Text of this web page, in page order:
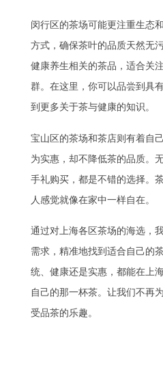
闵行区的茶场可能更注重生态
方式，确保茶叶的品质天然无
健康养生相关的茶品，适合关
群。在这里，你可以品尝到具
到更多关于茶与健康的知识。
宝山区的茶场和茶店则有着自
为实惠，却不降低茶的品质。
手礼购买，都是不错的选择。
人感觉就像在家中一样自在。
通过对上海各区茶场的海选，
需求，精准地找到适合自己的
统、健康还是实惠，都能在上
自己的那一杯茶。让我们不再
受品茶的乐趣。